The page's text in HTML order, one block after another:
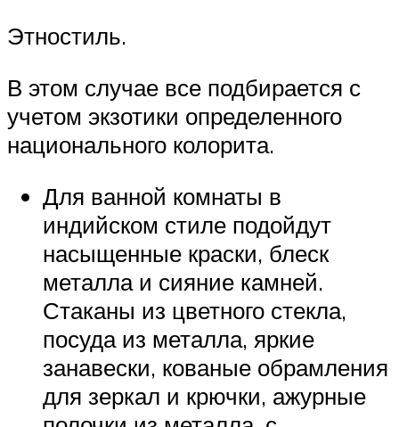
Этностиль.
В этом случае все подбирается с
учетом экзотики определенного
национального колорита.
Для ванной комнаты в
индийском стиле подойдут
насыщенные краски, блеск
металла и сияние камней.
Стаканы из цветного стекла,
посуда из металла, яркие
занавески, кованые обрамления
для зеркал и крючки, ажурные